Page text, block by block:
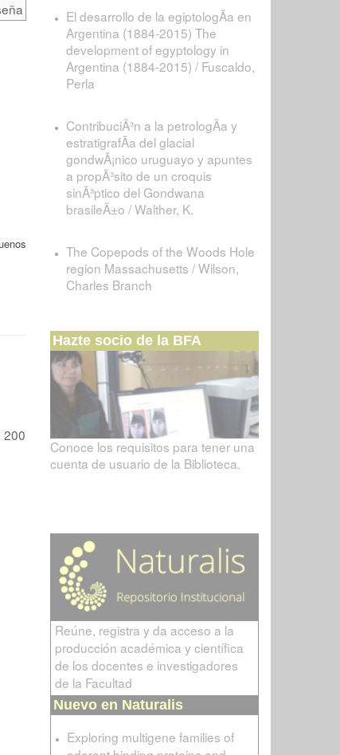
200
El desarrollo de la egiptologÃ­a en
Argentina (1884-2015) The
development of egyptology in
Argentina (1884-2015) / Fuscaldo,
Perla
ContribuciÃ³n a la petrologÃ­a y
estratigrafÃ­a del glacial
gondwÃ¡nico uruguayo y apuntes
a propÃ³sito de un croquis
sinÃ³ptico del Gondwana
brasileÃ±o / Walther, K.
The Copepods of the Woods Hole
region Massachusetts / Wilson,
Charles Branch
Hazte socio de la BFA
Conoce los requisitos para tener una
cuenta de usuario de la Biblioteca.
Reúne, registra y da acceso a la
producción académica y científica
de los docentes e investigadores
de la Facultad
Nuevo en Naturalis
Exploring multigene families of